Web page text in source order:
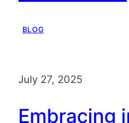
BLOG
July 27, 2025
Embracing